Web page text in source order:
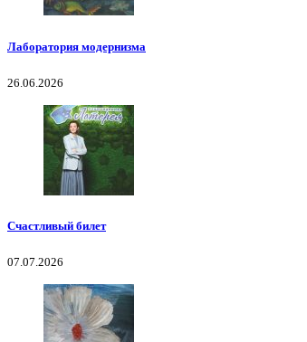
Лаборатория модернизма
26.06.2026
Счастливый билет
07.07.2026